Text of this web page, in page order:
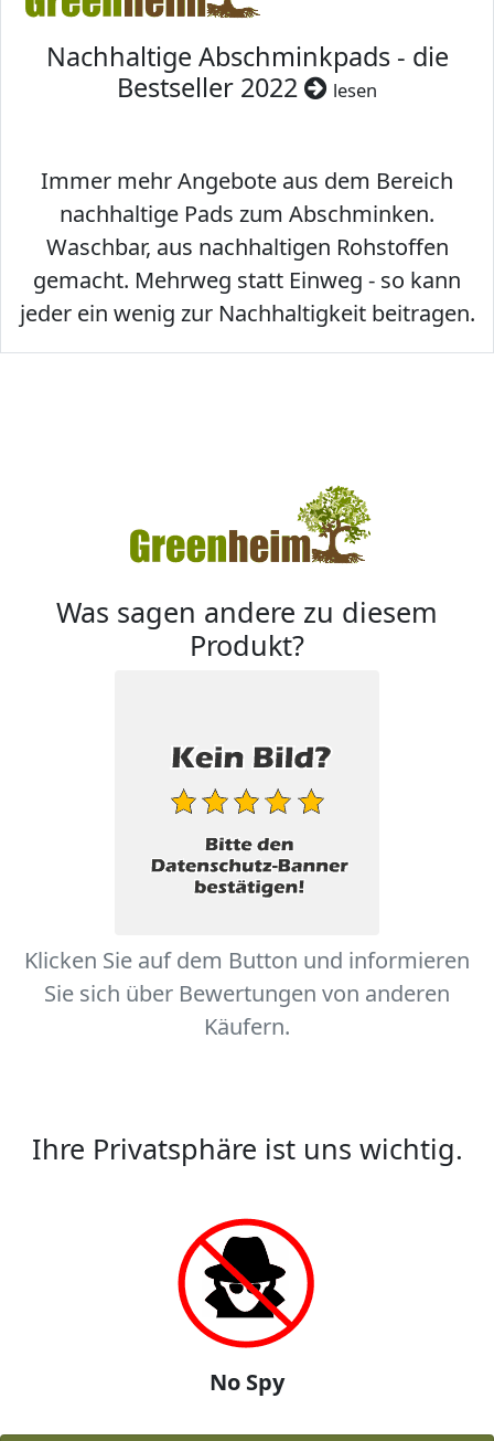
Nachhaltige Abschminkpads - die
Bestseller 2022
lesen
Immer mehr Angebote aus dem Bereich
nachhaltige Pads zum Abschminken.
Waschbar, aus nachhaltigen Rohstoffen
gemacht. Mehrweg statt Einweg - so kann
jeder ein wenig zur Nachhaltigkeit beitragen.
Was sagen andere zu diesem
Produkt?
Klicken Sie auf dem Button und informieren
Sie sich über Bewertungen von anderen
Käufern.
Ihre Privatsphäre ist uns wichtig.
No Spy